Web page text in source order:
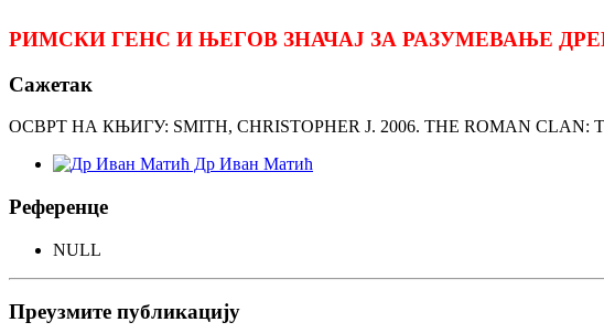
РИМСКИ ГЕНС И ЊЕГОВ ЗНАЧАЈ ЗА РАЗУМЕВАЊЕ
Сажетак
ОСВРТ НА КЊИГУ: SMITH, CHRISTOPHER J. 2006. THE ROMAN CLAN:
Др Иван Матић
Референце
NULL
Преузмите публикацију